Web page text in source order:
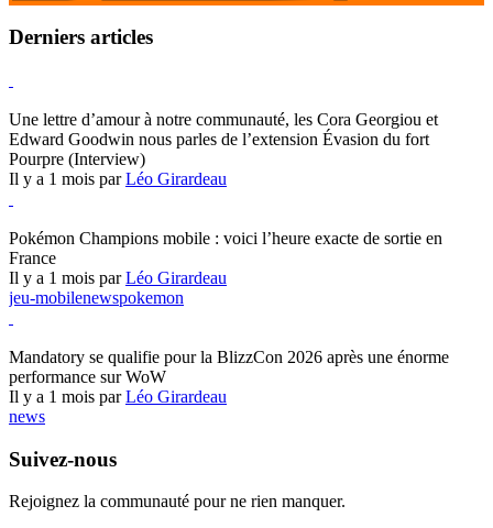
Derniers articles
Une lettre d’amour à notre communauté, les Cora Georgiou et
Edward Goodwin nous parles de l’extension Évasion du fort
Pourpre (Interview)
Il y a 1 mois parLéo Girardeau
Pokémon Champions mobile : voici l’heure exacte de sortie en
France
Il y a 1 mois parLéo Girardeau
jeu-mobilenewspokemon
Mandatory se qualifie pour la BlizzCon 2026 après une énorme
performance sur WoW
Il y a 1 mois parLéo Girardeau
news
Suivez-nous
Rejoignez la communauté pour ne rien manquer.